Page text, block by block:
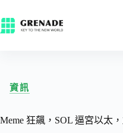
資訊
Meme 狂飆，SOL 逼宮以太